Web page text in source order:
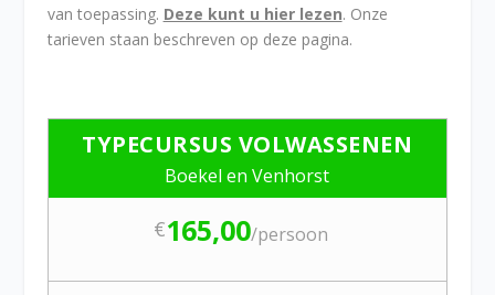
van toepassing. Deze kunt u hier lezen. Onze
tarieven staan beschreven op deze pagina.
TYPECURSUS VOLWASSENEN
Boekel en Venhorst
€165,00/persoon